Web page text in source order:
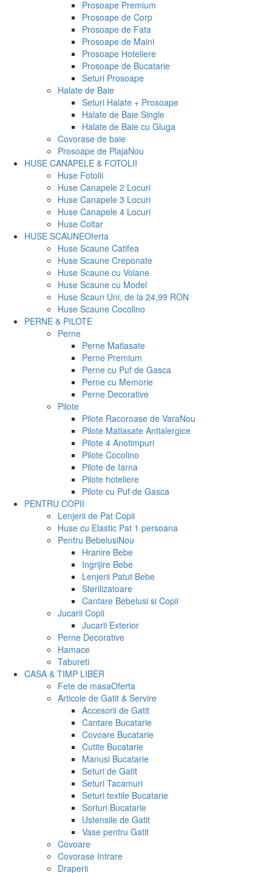
Prosoape Premium
Prosoape de Corp
Prosoape de Fata
Prosoape de Maini
Prosoape Hoteliere
Prosoape de Bucatarie
Seturi Prosoape
Halate de Baie
Seturi Halate + Prosoape
Halate de Baie Single
Halate de Baie cu Gluga
Covorase de baie
Prosoape de PlajaNou
HUSE CANAPELE & FOTOLII
Huse Fotolii
Huse Canapele 2 Locuri
Huse Canapele 3 Locuri
Huse Canapele 4 Locuri
Huse Coltar
HUSE SCAUNEOferta
Huse Scaune Catifea
Huse Scaune Creponate
Huse Scaune cu Volane
Huse Scaune cu Model
Huse Scaun Uni, de la 24,99 RON
Huse Scaune Cocolino
PERNE & PILOTE
Perne
Perne Matlasate
Perne Premium
Perne cu Puf de Gasca
Perne cu Memorie
Perne Decorative
Pilote
Pilote Racoroase de VaraNou
Pilote Matlasate Antialergice
Pilote 4 Anotimpuri
Pilote Cocolino
Pilote de Iarna
Pilote hoteliere
Pilote cu Puf de Gasca
PENTRU COPII
Lenjerii de Pat Copii
Huse cu Elastic Pat 1 persoana
Pentru BebelusiNou
Hranire Bebe
Ingrijire Bebe
Lenjerii Patut Bebe
Sterilizatoare
Cantare Bebelusi si Copii
Jucarii Copii
Jucarii Exterior
Perne Decorative
Hamace
Tabureti
CASA & TIMP LIBER
Fete de masaOferta
Articole de Gatit & Servire
Accesorii de Gatit
Cantare Bucatarie
Covoare Bucatarie
Cutite Bucatarie
Manusi Bucatarie
Seturi de Gatit
Seturi Tacamuri
Seturi textile Bucatarie
Sorturi Bucatarie
Ustensile de Gatit
Vase pentru Gatit
Covoare
Covorase Intrare
Draperii